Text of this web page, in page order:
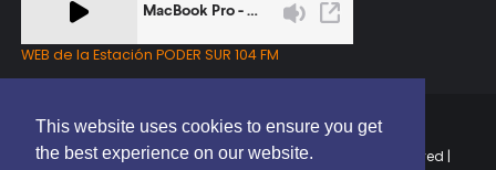
This website uses cookies to ensure you get
the best experience on our website.
WEB de la Estación PODER SUR 104 FM
Copyright © 2025 | EL PODER DEL SUR RD | All Rights Reserved |